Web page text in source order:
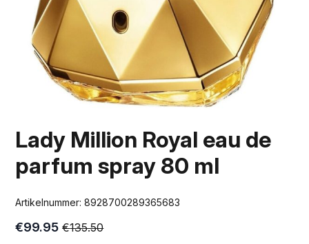
Lady Million Royal eau de
parfum spray 80 ml
Artikelnummer:8928700289365683
€135.50
Oorspronkelijke
€99.95
Huidige